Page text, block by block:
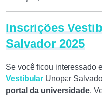
Inscrições
Salvador 2025
Se você ficou interessado
Vestibular Unopar
portal da universidade.